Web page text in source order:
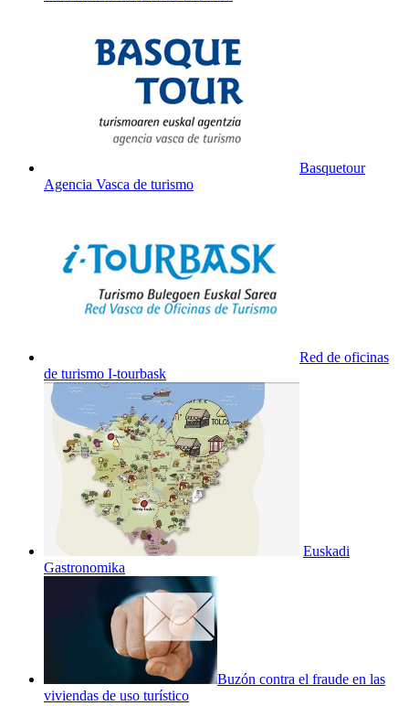
Basquetour
Agencia Vasca de turismo
Red de oficinas
de turismo I-tourbask
Euskadi
Gastronomika
Buzón contra el fraude en las
viviendas de uso turístico